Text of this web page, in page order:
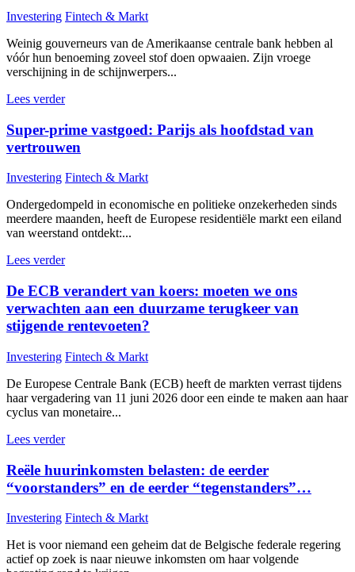
Investering Fintech & Markt
Weinig gouverneurs van de Amerikaanse centrale bank hebben al
vóór hun benoeming zoveel stof doen opwaaien. Zijn vroege
verschijning in de schijnwerpers...
Lees verder
Super-prime vastgoed: Parijs als hoofdstad van
vertrouwen
Investering Fintech & Markt
Ondergedompeld in economische en politieke onzekerheden sinds
meerdere maanden, heeft de Europese residentiële markt een eiland
van weerstand ontdekt:...
Lees verder
De ECB verandert van koers: moeten we ons
verwachten aan een duurzame terugkeer van
stijgende rentevoeten?
Investering Fintech & Markt
De Europese Centrale Bank (ECB) heeft de markten verrast tijdens
haar vergadering van 11 juni 2026 door een einde te maken aan haar
cyclus van monetaire...
Lees verder
Reële huurinkomsten belasten: de eerder
“voorstanders” en de eerder “tegenstanders”…
Investering Fintech & Markt
Het is voor niemand een geheim dat de Belgische federale regering
actief op zoek is naar nieuwe inkomsten om haar volgende